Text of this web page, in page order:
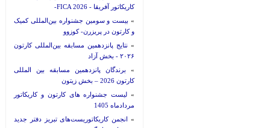
کاریکاتور آفریقا - FICA 2026-
» بیست و سومین جشنواره بین‌المللی کمیک
و کارتون در پریزرن- کوزوو
» نتایج پانزدهمین مسابقه بین‌المللی کارتون
۲۰۲۶ - بخش آزاد
» برندگان پانزدهمین مسابقه بین المللی
کارتون 2026 – بخش زیتون
» لیست جشنواره های کارتون و کاریکاتور
مردادماه 1405
» انجمن کاریکاتوریست‌های تبریز دفتر جدید